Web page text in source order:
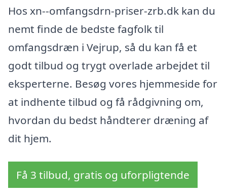
Hos xn--omfangsdrn-priser-zrb.dk kan du
nemt finde de bedste fagfolk til
omfangsdræn i Vejrup, så du kan få et
godt tilbud og trygt overlade arbejdet til
eksperterne. Besøg vores hjemmeside for
at indhente tilbud og få rådgivning om,
hvordan du bedst håndterer dræning af
dit hjem.
Få 3 tilbud, gratis og uforpligtende